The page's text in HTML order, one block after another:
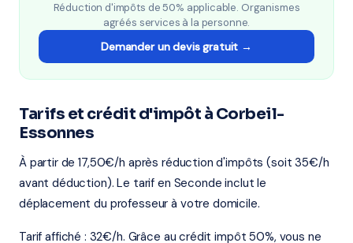
Réduction d'impôts de 50% applicable. Organismes
agréés services à la personne.
Demander un devis gratuit →
Tarifs et crédit d'impôt à Corbeil-
Essonnes
À partir de 17,50€/h après réduction d'impôts (soit 35€/h
avant déduction). Le tarif en Seconde inclut le
déplacement du professeur à votre domicile.
Tarif affiché : 32€/h. Grâce au crédit impôt 50%, vous ne